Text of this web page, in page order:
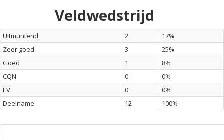
Veldwedstrijd
Uitmuntend 2
17%
Zeer goed
3
25%
Goed
1
8%
CQN
0
0%
EV
0
0%
Deelname
12 100%